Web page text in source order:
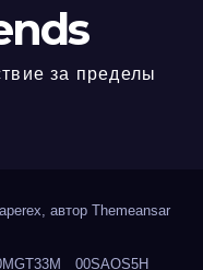
за пределы
автор Themeansar
00SAOS5H